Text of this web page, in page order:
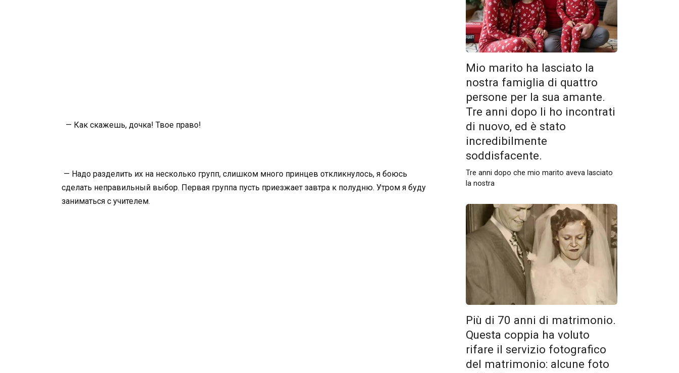
— Как скажешь, дочка! Твое право!
— Надо разделить их на несколько групп, слишком много принцев откликнулось, я боюсь
сделать неправильный выбор. Первая группа пусть приезжает завтра к полудню. Утром я буду
заниматься с учителем.
Mio marito ha lasciato la
nostra famiglia di quattro
persone per la sua amante.
Tre anni dopo li ho incontrati
di nuovo, ed è stato
incredibilmente
soddisfacente.
Tre anni dopo che mio marito aveva lasciato
la nostra
Più di 70 anni di matrimonio.
Questa coppia ha voluto
rifare il servizio fotografico
del matrimonio: alcune foto